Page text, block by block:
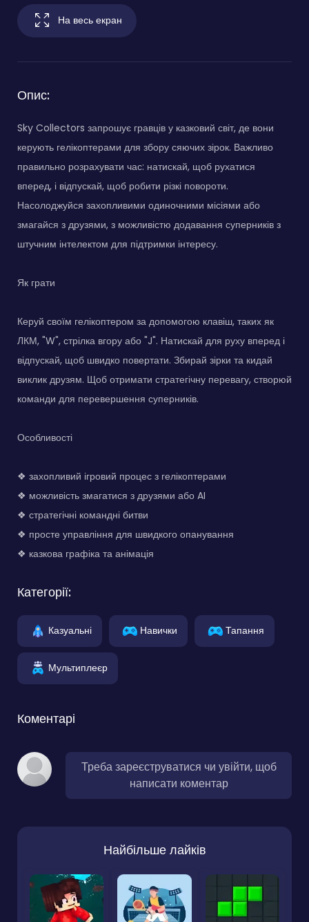
На весь екран
Опис:
Sky Collectors запрошує гравців у казковий світ, де вони
керують гелікоптерами для збору сяючих зірок. Важливо
правильно розрахувати час: натискай, щоб рухатися
вперед, і відпускай, щоб робити різкі повороти.
Насолоджуйся захопливими одиночними місіями або
змагайся з друзями, з можливістю додавання суперників з
штучним інтелектом для підтримки інтересу.
Як грати
Керуй своїм гелікоптером за допомогою клавіш, таких як
ЛКМ, "W", стрілка вгору або "J". Натискай для руху вперед і
відпускай, щоб швидко повертати. Збирай зірки та кидай
виклик друзям. Щоб отримати стратегічну перевагу, створюй
команди для перевершення суперників.
Особливості
❖ захопливий ігровий процес з гелікоптерами
❖ можливість змагатися з друзями або AI
❖ стратегічні командні битви
❖ просте управління для швидкого опанування
❖ казкова графіка та анімація
Категорії:
Казуальні Навички Тапання
Мультиплеєр
Коментарі
Треба зареєструватися чи увійти, щоб
написати коментар
Найбільше лайків